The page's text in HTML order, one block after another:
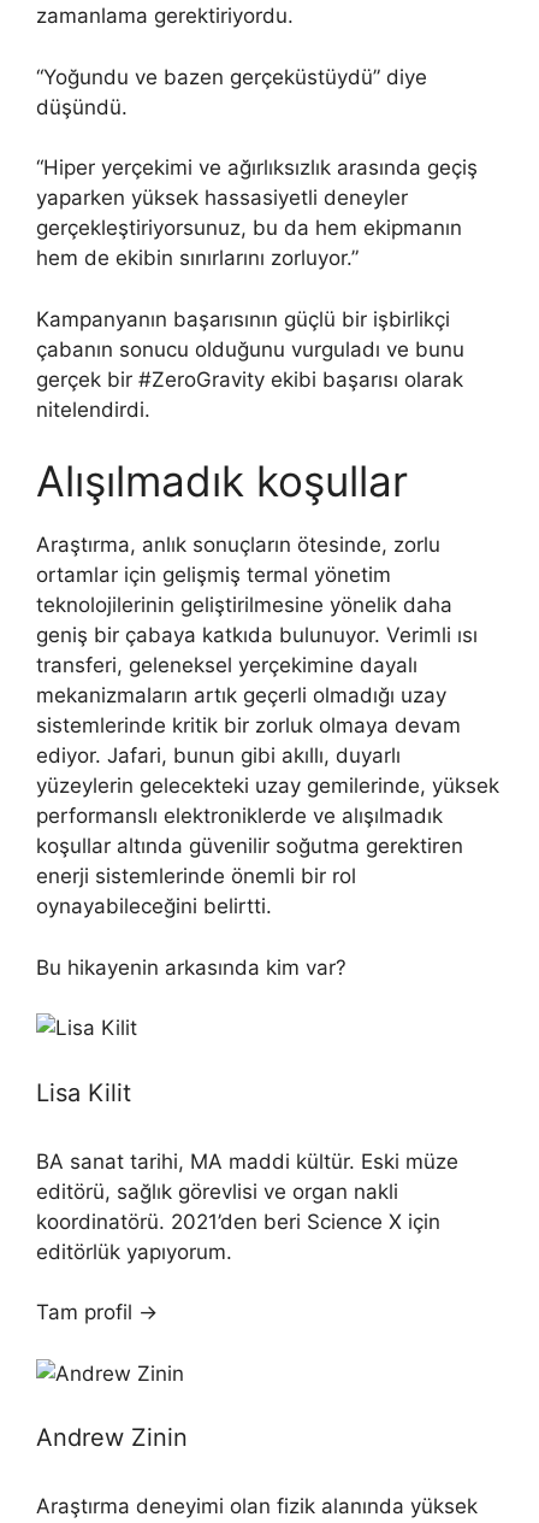
zamanlama gerektiriyordu.
“Yoğundu ve bazen gerçeküstüydü” diye
düşündü.
“Hiper yerçekimi ve ağırlıksızlık arasında geçiş
yaparken yüksek hassasiyetli deneyler
gerçekleştiriyorsunuz, bu da hem ekipmanın
hem de ekibin sınırlarını zorluyor.”
Kampanyanın başarısının güçlü bir işbirlikçi
çabanın sonucu olduğunu vurguladı ve bunu
gerçek bir #ZeroGravity ekibi başarısı olarak
nitelendirdi.
Alışılmadık koşullar
Araştırma, anlık sonuçların ötesinde, zorlu
ortamlar için gelişmiş termal yönetim
teknolojilerinin geliştirilmesine yönelik daha
geniş bir çabaya katkıda bulunuyor. Verimli ısı
transferi, geleneksel yerçekimine dayalı
mekanizmaların artık geçerli olmadığı uzay
sistemlerinde kritik bir zorluk olmaya devam
ediyor. Jafari, bunun gibi akıllı, duyarlı
yüzeylerin gelecekteki uzay gemilerinde, yüksek
performanslı elektroniklerde ve alışılmadık
koşullar altında güvenilir soğutma gerektiren
enerji sistemlerinde önemli bir rol
oynayabileceğini belirtti.
Bu hikayenin arkasında kim var?
Lisa Kilit
BA sanat tarihi, MA maddi kültür. Eski müze
editörü, sağlık görevlisi ve organ nakli
koordinatörü. 2021’den beri Science X için
editörlük yapıyorum.
Tam profil →
Andrew Zinin
Araştırma deneyimi olan fizik alanında yüksek